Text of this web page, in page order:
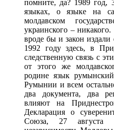
помните, да? 1989 год,
языках, о языке на
молдавском
украинского –
вроде бы и закон
1992 году здесь, в
следственную связь с
от этого же
родине язык
Румынии и всем
два документа, два
влияют на
Декларация о
Союза, 27 августа